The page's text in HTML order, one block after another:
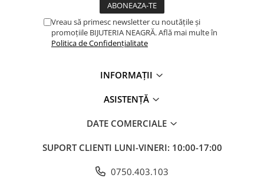
Vreau să primesc newsletter cu noutățile și
promoțiile BIJUTERIA NEAGRĂ. Află mai multe în
Politica de Confidențialitate
INFORMAȚII
ASISTENȚĂ
DATE COMERCIALE
SUPORT CLIENTI LUNI-VINERI: 10:00-17:00
0750.403.103